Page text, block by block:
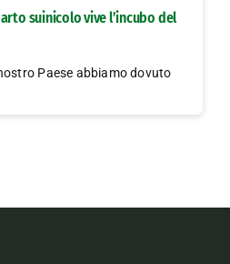
suinicolo vive l’incubo del
Paese abbiamo dovuto